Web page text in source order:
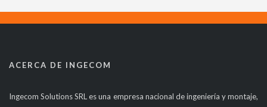
ACERCA DE INGECOM
Ingecom Solutions SRL es una empresa nacional de ingeniería y montaje,